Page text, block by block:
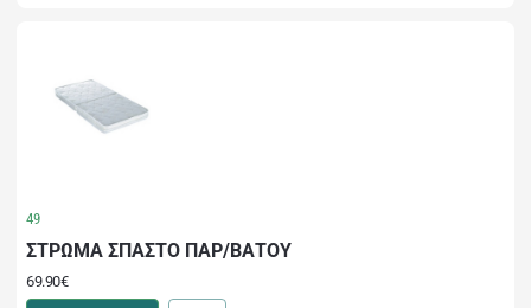
49
ΣΤΡΩΜΑ ΣΠΑΣΤΟ ΠΑΡ/ΒΑΤΟΥ
69.90€